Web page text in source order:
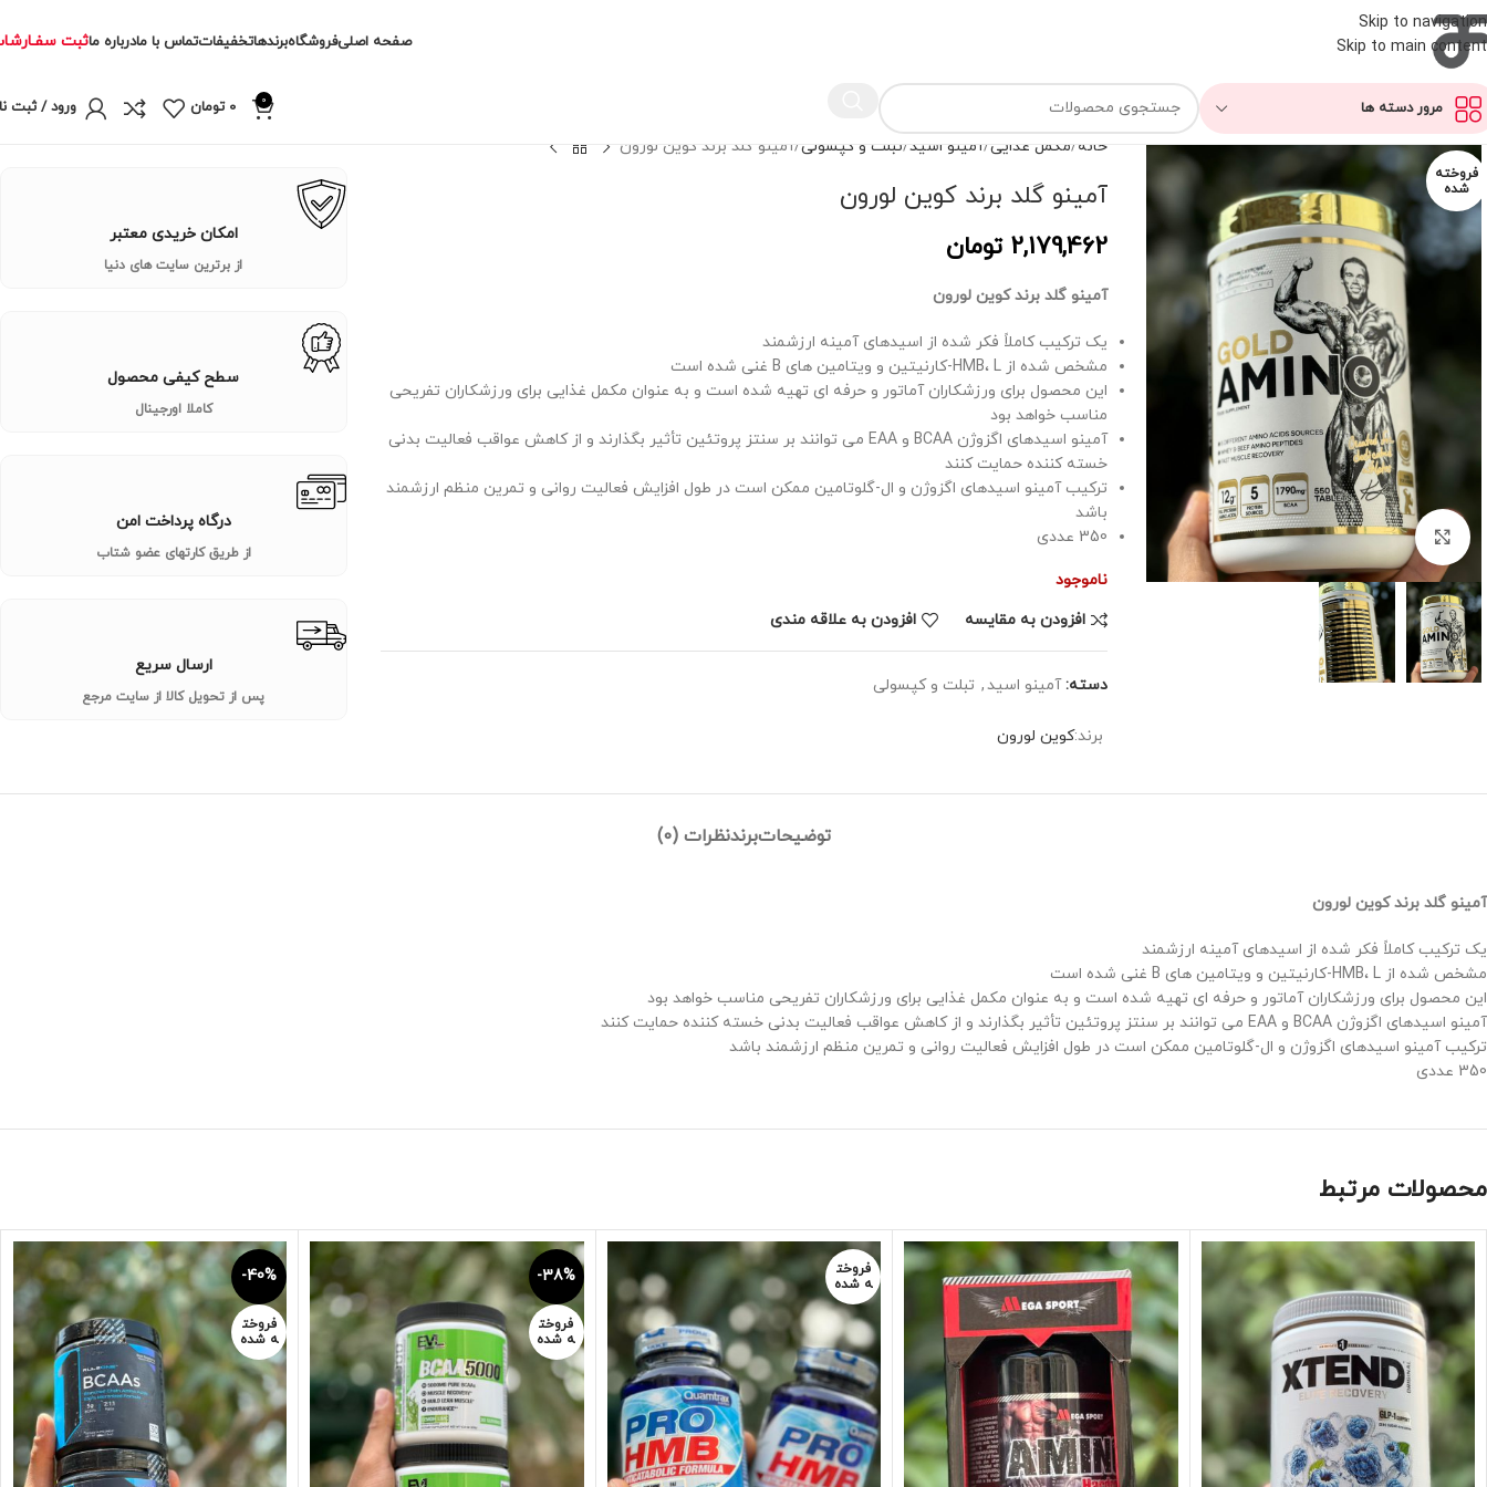
Skip to navigation
Skip to main content
صفحه اصلیفروشگاهبرندهاتخفیفاتتماس با مادرباره ماثبت
مرور دسته ها 0
0 تومان ورود / ثبت
فروخته
شده
برای بزرگنمایی کلیک کنید
خانه مکمل غذایی آمینو اسید تبلت و کپسولی آمینو گلد برند کوین لورون
آمینو گلد برند کوین لورون
2,179,462 تومان
آمینو گلد برند کوین لورون
یک ترکیب کاملاً فکر شده از اسیدهای آمینه ارزشمند
مشخص شده از HMB، L-کارنیتین و ویتامین های B غنی شده است
این محصول برای ورزشکاران آماتور و حرفه ای تهیه شده است و به عنوان مکمل غذایی برای ورزشکاران تفریحی
مناسب خواهد بود
آمینو اسیدهای اگزوژن BCAA و EAA می توانند بر سنتز پروتئین تأثیر بگذارند و از کاهش عواقب فعالیت بدنی
خسته کننده حمایت کنند
ترکیب آمینو اسیدهای اگزوژن و ال-گلوتامین ممکن است در طول افزایش فعالیت روانی و تمرین منظم ارزشمند
باشد
350 عددی
ناموجود
افزودن به مقایسه
افزودن به علاقه مندی
دسته: آمینو اسید, تبلت و کپسولی
برند:کوین لورون
امکان خریدی معتبر
از برترین سایت های دنیا
سطح کیفی محصول
کاملا اورجینال
درگاه پرداخت امن
از طریق کارتهای عضو شتاب
ارسال سریع
پس از تحویل کالا از سایت مرجع
توضیحاتبرندنظرات (0)
آمینو گلد برند کوین لورون
یک ترکیب کاملاً فکر شده از اسیدهای آمینه ارزشمند
مشخص شده از HMB، L-کارنیتین و ویتامین های B غنی شده است
این محصول برای ورزشکاران آماتور و حرفه ای تهیه شده است و به عنوان مکمل غذایی برای ورزشکاران تفریحی مناسب خواهد بود
آمینو اسیدهای اگزوژن BCAA و EAA می توانند بر سنتز پروتئین تأثیر بگذارند و از کاهش عواقب فعالیت بدنی خسته کننده حمایت کنند
ترکیب آمینو اسیدهای اگزوژن و ال-گلوتامین ممکن است در طول افزایش فعالیت روانی و تمرین منظم ارزشمند باشد
350 عددی
محصولات مرتبط
فروخت
ه شده
-38%
فروخت
ه شده
-40%
فروخت
ه شده